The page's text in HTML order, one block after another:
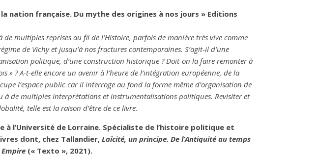
nation française. Du mythe des origines à nos jours » Editions
de multiples reprises au fil de l’Histoire, parfois de manière très vive comme
de Vichy et jusqu’à nos fractures contemporaines. S’agit-il d’une
politique, d’une construction historique ? Doit-on la faire remonter à
» ? A-t-elle encore un avenir à l’heure de l’intégration européenne, de la
l’espace public car il interroge au fond la forme même d’organisation de
à de multiples interprétations et instrumentalisations politiques. Revisiter et
telle est la raison d’être de ce livre.
l’Université de Lorraine. Spécialiste de l’histoire politique et
dont, chez Tallandier, Laïcité, un principe. De l’Antiquité au temps
(« Texto », 2021).